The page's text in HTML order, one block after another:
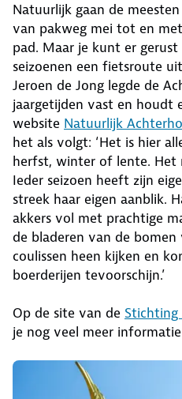
Natuurlijk gaan de
van pakweg mei tot en
pad. Maar je kunt er
seizoenen een fietsroute
Jeroen de Jong legde de
jaargetijden vast en houdt
website Natuurlijk
het als volgt: ‘Het is hier
herfst, winter of lente. Het
Ieder seizoen heeft zijn
streek haar eigen aanblik.
akkers vol met prachtige
de bladeren van de
coulissen heen kijken en
boerderijen tevoorschijn.’
Op de site van de Stichting
je nog veel meer